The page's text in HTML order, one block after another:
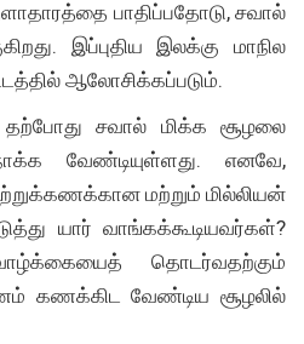
பாதிப்பதோடு, சவால்
இப்புதிய இலக்கு மாநில
ஆலோசிக்கப்படும்.
சவால் மிக்க சூழலை
வேண்டியுள்ளது. எனவே,
மற்றும் மில்லியன்
யார் வாங்கக்கூடியவர்கள்?
தொடர்வதற்கும்
கணக்கிட வேண்டிய சூழலில்